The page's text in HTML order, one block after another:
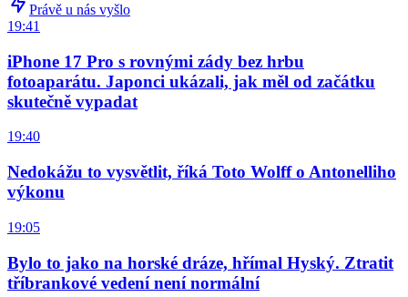
Právě u nás vyšlo
19:41
iPhone 17 Pro s rovnými zády bez hrbu
fotoaparátu. Japonci ukázali, jak měl od začátku
skutečně vypadat
19:40
Nedokážu to vysvětlit, říká Toto Wolff o Antonelliho
výkonu
19:05
Bylo to jako na horské dráze, hřímal Hyský. Ztratit
tříbrankové vedení není normální